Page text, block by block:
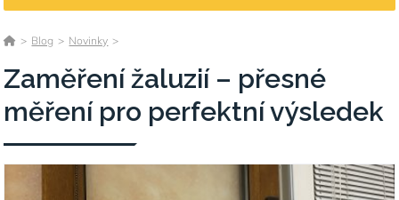
> Blog > Novinky >
Zaměření žaluzií – přesné
měření pro perfektní výsledek